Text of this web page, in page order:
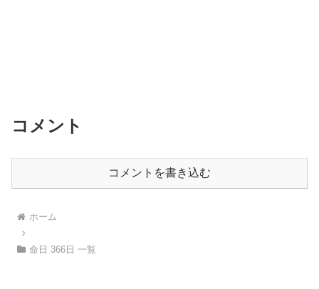
コメント
コメントを書き込む
ホーム
命日 366日 一覧